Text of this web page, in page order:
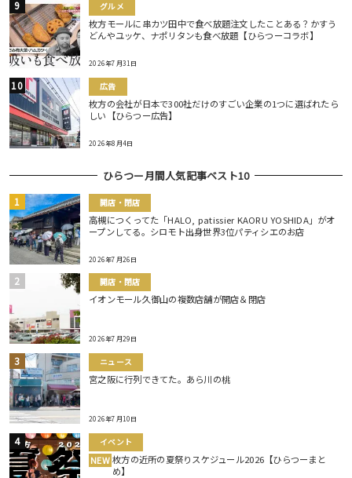
グルメ
枚方モールに串カツ田中で食べ放題注文したことある？かすう
どんやユッケ、ナポリタンも食べ放題【ひらつーコラボ】
2026年7月31日
広告
枚方の会社が日本で300社だけのすごい企業の1つに選ばれたら
しい【ひらつー広告】
2026年8月4日
ひらつー月間人気記事ベスト10
開店・閉店
高槻につくってた「HALO, patissier KAORU YOSHIDA」がオ
ープンしてる。シロモト出身世界3位パティシエのお店
2026年7月26日
開店・閉店
イオンモール久御山の複数店舗が開店＆閉店
2026年7月29日
ニュース
宮之阪に行列できてた。あら川の桃
2026年7月10日
イベント
NEW 枚方の近所の夏祭りスケジュール2026【ひらつーまと
め】